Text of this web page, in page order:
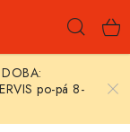
po-pá 8-